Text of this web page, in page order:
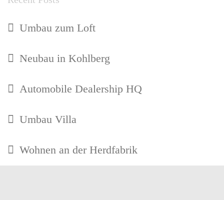
Umbau zum Loft
Neubau in Kohlberg
Automobile Dealership HQ
Umbau Villa
Wohnen an der Herdfabrik